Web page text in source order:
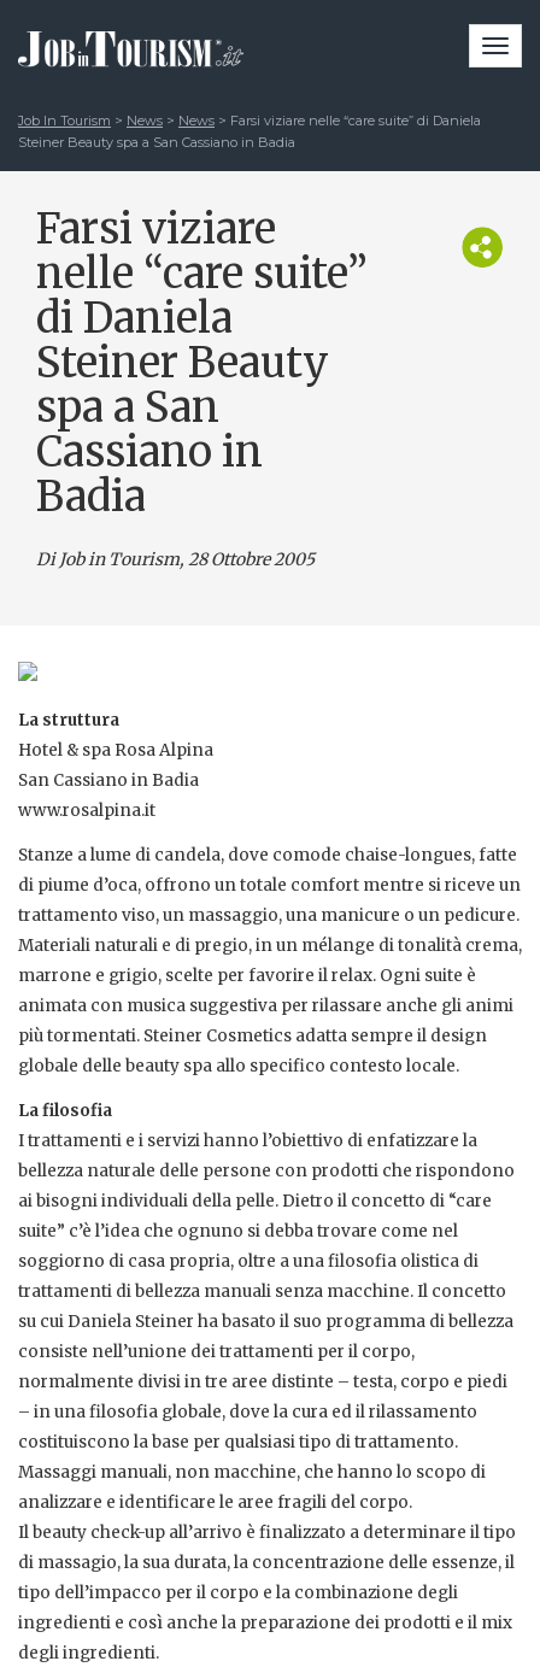
Job In Tourism > News > News > Farsi viziare nelle “care suite” di Daniela
Steiner Beauty spa a San Cassiano in Badia
Farsi viziare
nelle “care suite”
di Daniela
Steiner Beauty
spa a San
Cassiano in
Badia
Di Job in Tourism, 28 Ottobre 2005
La struttura
Hotel & spa Rosa Alpina
San Cassiano in Badia
www.rosalpina.it
Stanze a lume di candela, dove comode chaise-longues, fatte
di piume d’oca, offrono un totale comfort mentre si riceve un
trattamento viso, un massaggio, una manicure o un pedicure.
Materiali naturali e di pregio, in un mélange di tonalità crema,
marrone e grigio, scelte per favorire il relax. Ogni suite è
animata con musica suggestiva per rilassare anche gli animi
più tormentati. Steiner Cosmetics adatta sempre il design
globale delle beauty spa allo specifico contesto locale.
La filosofia
I trattamenti e i servizi hanno l’obiettivo di enfatizzare la
bellezza naturale delle persone con prodotti che rispondono
ai bisogni individuali della pelle. Dietro il concetto di “care
suite” c’è l’idea che ognuno si debba trovare come nel
soggiorno di casa propria, oltre a una filosofia olistica di
trattamenti di bellezza manuali senza macchine. Il concetto
su cui Daniela Steiner ha basato il suo programma di bellezza
consiste nell’unione dei trattamenti per il corpo,
normalmente divisi in tre aree distinte – testa, corpo e piedi
– in una filosofia globale, dove la cura ed il rilassamento
costituiscono la base per qualsiasi tipo di trattamento.
Massaggi manuali, non macchine, che hanno lo scopo di
analizzare e identificare le aree fragili del corpo.
Il beauty check-up all’arrivo è finalizzato a determinare il tipo
di massagio, la sua durata, la concentrazione delle essenze, il
tipo dell’impacco per il corpo e la combinazione degli
ingredienti e così anche la preparazione dei prodotti e il mix
degli ingredienti.